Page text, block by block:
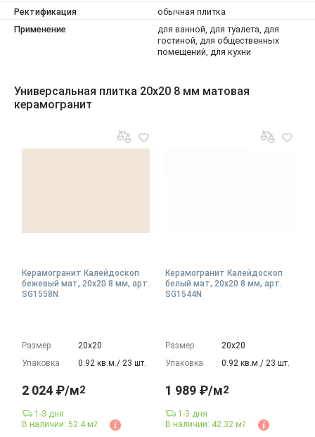
Ректификация
обычная плитка
Применение
для ванной, для туалета, для
гостиной, для общественных
помещений, для кухни
Универсальная плитка 20x20 8 мм матовая
керамогранит
Керамогранит Калейдоскоп
бежевый мат, 20x20 8 мм, арт.
SG1558N
Размер
20х20
Упаковка
0.92 кв.м./ 23 шт.
2 024 ₽/м2
1-3 дня
В наличии: 52.4 м2
Керамогранит Калейдоскоп
белый мат, 20x20 8 мм, арт.
SG1544N
Размер
20х20
Упаковка
0.92 кв.м./ 23 шт.
1 989 ₽/м2
1-3 дня
В наличии: 42.32 м2